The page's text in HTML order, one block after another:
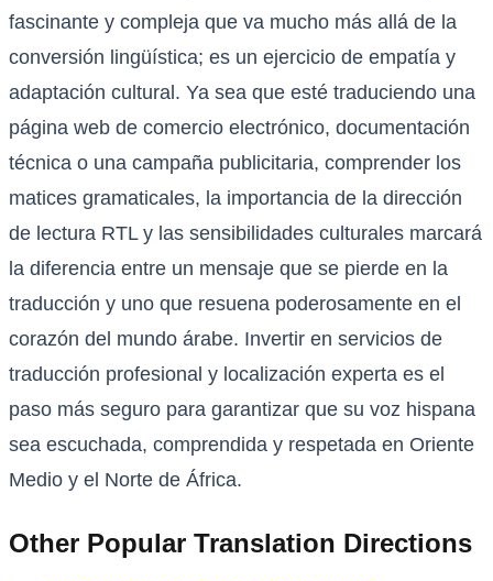
fascinante y compleja que va mucho más allá de la
conversión lingüística; es un ejercicio de empatía y
adaptación cultural. Ya sea que esté traduciendo una
página web de comercio electrónico, documentación
técnica o una campaña publicitaria, comprender los
matices gramaticales, la importancia de la dirección
de lectura RTL y las sensibilidades culturales marcará
la diferencia entre un mensaje que se pierde en la
traducción y uno que resuena poderosamente en el
corazón del mundo árabe. Invertir en servicios de
traducción profesional y localización experta es el
paso más seguro para garantizar que su voz hispana
sea escuchada, comprendida y respetada en Oriente
Medio y el Norte de África.
Other Popular Translation Directions